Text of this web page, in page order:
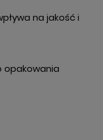
na jakość i
opakowania